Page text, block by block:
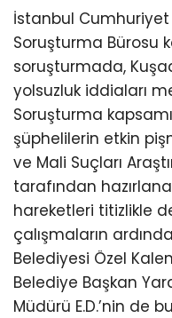
İstanbul Cumhuriyet
Soruşturma Bürosu
soruşturmada,
yolsuzluk iddiaları
Soruşturma
şüphelilerin etkin
ve Mali Suçları
tarafından
hareketleri titizlikle
çalışmaların
Belediyesi Özel
Belediye Başkan
Müdürü E.D.’nin de